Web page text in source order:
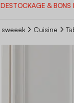
DESTOCKAGE & BONS
sweeek Cuisine